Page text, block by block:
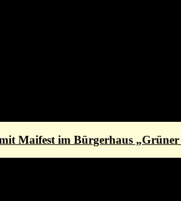
Maifest im Bürgerhaus